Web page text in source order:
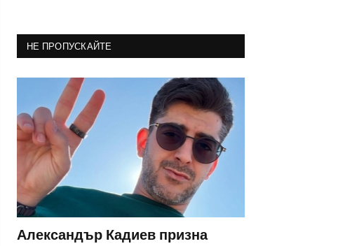
НЕ ПРОПУСКАЙТЕ
Александър Кадиев призна